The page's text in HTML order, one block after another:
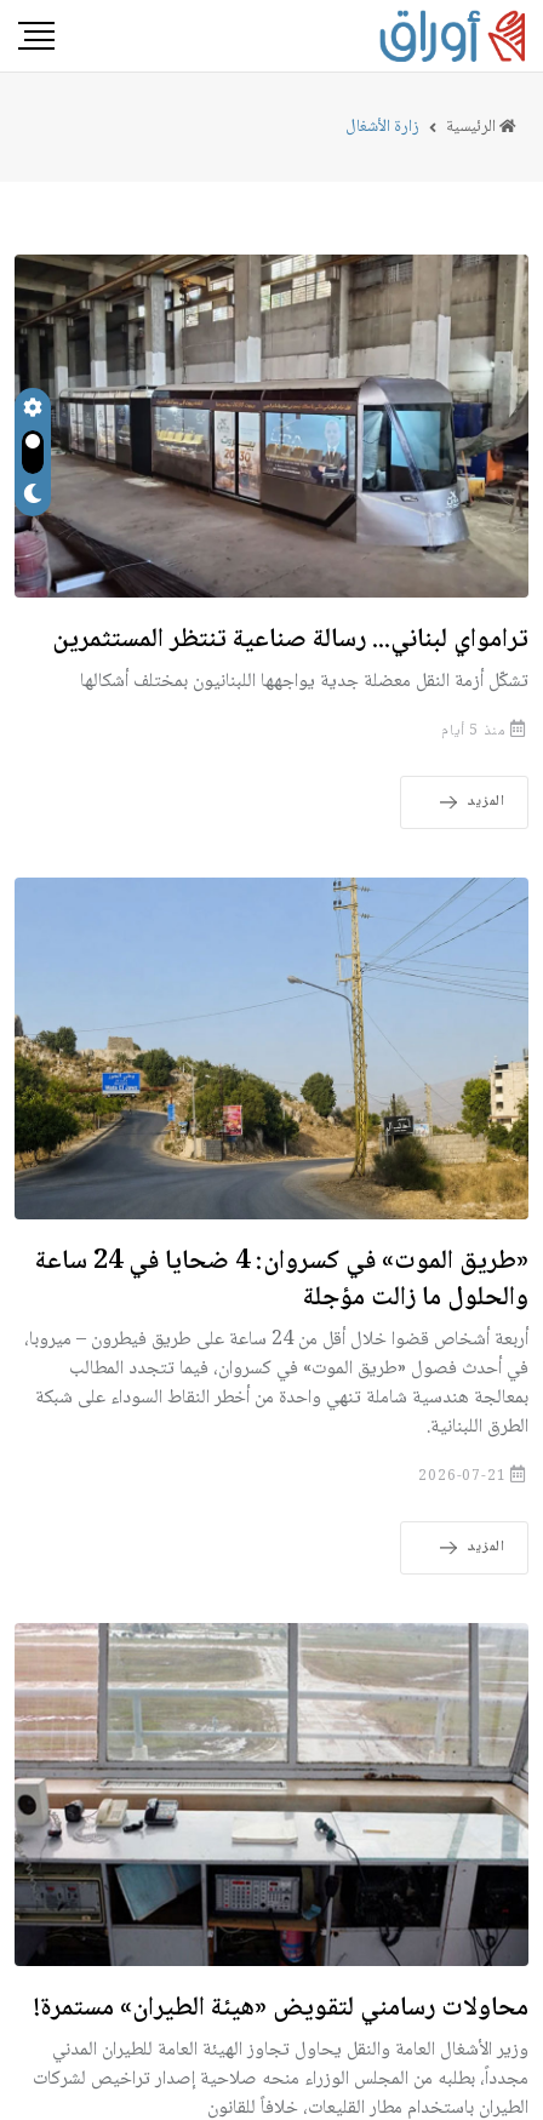
الرئيسية زارة الأشغال
ترامواي لبناني... رسالة صناعية تنتظر المستثمرين
تشكّل أزمة النقل معضلة جدية يواجهها اللبنانيون بمختلف أشكالها
منذ 5 أيام
المزيد
«طريق الموت» في كسروان: 4 ضحايا في 24 ساعة
والحلول ما زالت مؤجلة
أربعة أشخاص قضوا خلال أقل من 24 ساعة على طريق فيطرون – ميروبا،
في أحدث فصول «طريق الموت» في كسروان، فيما تتجدد المطالب
بمعالجة هندسية شاملة تنهي واحدة من أخطر النقاط السوداء على شبكة
الطرق اللبنانية.
2026-07-21
المزيد
محاولات رسامني لتقويض «هيئة الطيران» مستمرة!
وزير الأشغال العامة والنقل يحاول تجاوز الهيئة العامة للطيران المدني
مجدداً، بطلبه من المجلس الوزراء منحه صلاحية إصدار تراخيص لشركات
الطيران باستخدام مطار القليعات، خلافاً للقانون